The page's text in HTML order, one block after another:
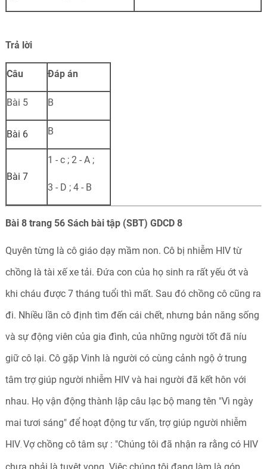
Trả lời
Câu Đáp án
Bài 5 B
Bài 6 B
Bài 7
1 - c ; 2 - A ;
3 - D ; 4 - B
Bài 8 trang 56 Sách bài tập (SBT) GDCD 8
Quyên từng là cô giáo dạy mầm non. Cô bị nhiễm HIV từ
chồng là tài xế xe tải. Đứa con của họ sinh ra rất yếu ớt và
khi cháu được 7 tháng tuổi thì mất. Sau đó chồng cô cũng ra
đi. Nhiều lần cô định tìm đến cái chết, nhưng bản năng sống
và sự động viên của gia đình, của những người tốt đã níu
giữ cô lại. Cô gặp Vinh là người có cùng cảnh ngộ ở trung
tâm trợ giúp người nhiễm HIV và hai người đã kết hôn với
nhau. Họ vận động thành lập câu lạc bộ mang tên "Vì ngày
mai tươi sáng" để hoạt động tư vấn, trợ giúp người nhiễm
HIV Vợ chồng cô tâm sự : "Chúng tôi đã nhận ra rằng có HIV